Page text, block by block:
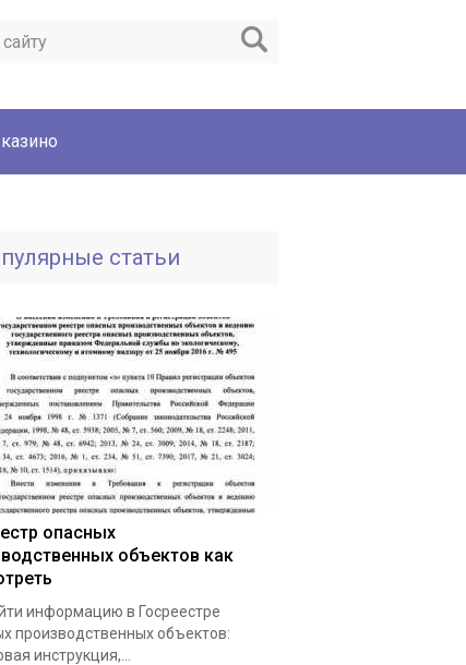
статьи
опасных
объектов как
информацию в Госреестре
производственных объектов:
инструкция,...